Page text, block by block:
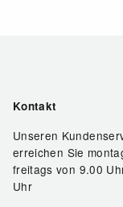
Kontakt
Unseren
erreichen Sie
freitags von 9.00
Uhr